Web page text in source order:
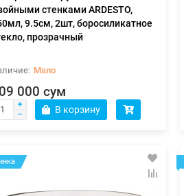
стенками ARDESTO,
9.5см, 2шт, боросиликатное
прозрачный
Мало
000 сум
В корзину